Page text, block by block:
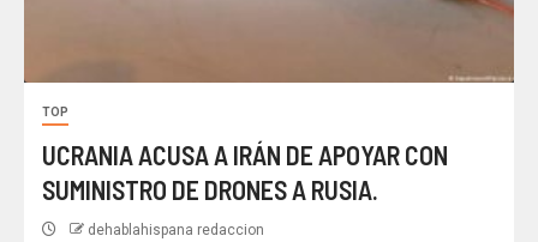
TOP
UCRANIA ACUSA A IRÁN DE APOYAR CON
SUMINISTRO DE DRONES A RUSIA.
dehablahispana redaccion